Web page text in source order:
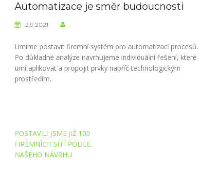
Automatizace je směr budoucnosti
2.9.2021
Umíme postavit firemní systém pro automatizaci procesů.
Po důkladné analýze navrhujeme individuální řešení, které
umí aplikovat a propojit prvky napříč technologickým
prostředím.
Post
navigation
POSTAVILI JSME JIŽ 100
FIREMNÍCH SÍTÍ PODLE
NAŠEHO NÁVRHU